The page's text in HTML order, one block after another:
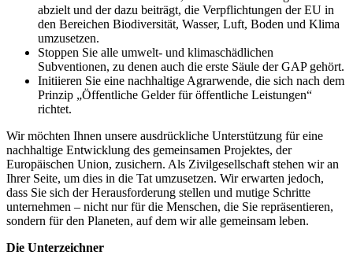
abzielt und der dazu beiträgt, die Verpflichtungen der EU in
den Bereichen Biodiversität, Wasser, Luft, Boden und Klima
umzusetzen.
Stoppen Sie alle umwelt- und klimaschädlichen
Subventionen, zu denen auch die erste Säule der GAP gehört.
Initiieren Sie eine nachhaltige Agrarwende, die sich nach dem
Prinzip „Öffentliche Gelder für öffentliche Leistungen“
richtet.
Wir möchten Ihnen unsere ausdrückliche Unterstützung für eine
nachhaltige Entwicklung des gemeinsamen Projektes, der
Europäischen Union, zusichern. Als Zivilgesellschaft stehen wir an
Ihrer Seite, um dies in die Tat umzusetzen. Wir erwarten jedoch,
dass Sie sich der Herausforderung stellen und mutige Schritte
unternehmen – nicht nur für die Menschen, die Sie repräsentieren,
sondern für den Planeten, auf dem wir alle gemeinsam leben.
Die Unterzeichner